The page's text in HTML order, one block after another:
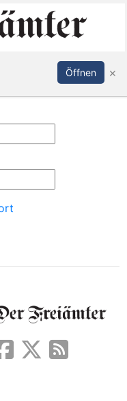
Anmelden
Öffnen ×